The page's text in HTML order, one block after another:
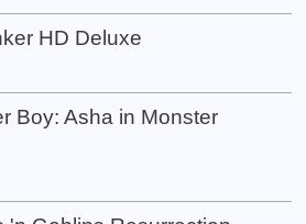
HD Deluxe
Boy: Asha in Monster